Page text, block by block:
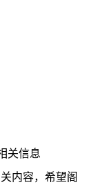
关信息
内容，希望阁